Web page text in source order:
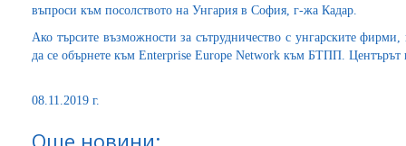
въпроси към посолството на Унгария в София, г-жа Кадар.
Ако търсите възможности за сътрудничество с унгарските
да се обърнете към Enterprise Europe Network към БТПП.
08.11.2019 г.
Още новини: